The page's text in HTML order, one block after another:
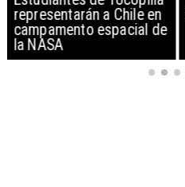
representarán a Chile en
campamento espacial de
la NASA